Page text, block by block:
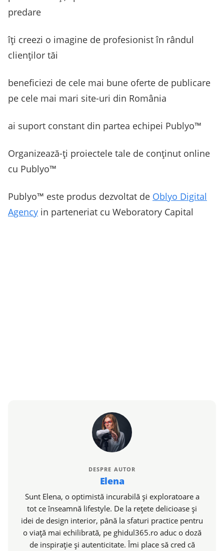
predare
îți creezi o imagine de profesionist în rândul
clienților tăi
beneficiezi de cele mai bune oferte de publicare
pe cele mai mari site-uri din România
ai suport constant din partea echipei Publyo™
Organizează-ți proiectele tale de conținut online
cu Publyo™
Publyo™ este produs dezvoltat de Oblyo Digital
Agency in parteneriat cu Weboratory Capital
DESPRE AUTOR
Elena
Sunt Elena, o optimistă incurabilă și exploratoare a
tot ce înseamnă lifestyle. De la rețete delicioase și
idei de design interior, până la sfaturi practice pentru
o viață mai echilibrată, pe ghidul365.ro aduc o doză
de inspirație și autenticitate. Îmi place să cred că